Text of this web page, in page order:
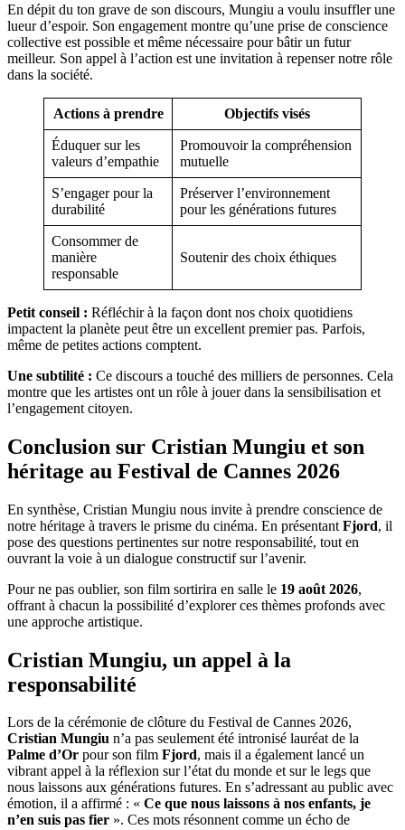
En dépit du ton grave de son discours, Mungiu a voulu insuffler une
lueur d’espoir. Son engagement montre qu’une prise de conscience
collective est possible et même nécessaire pour bâtir un futur
meilleur. Son appel à l’action est une invitation à repenser notre rôle
dans la société.
Actions à prendre Objectifs visés
Éduquer sur les
valeurs d’empathie
Promouvoir la compréhension
mutuelle
S’engager pour la
durabilité
Préserver l’environnement
pour les générations futures
Consommer de
manière
responsable
Soutenir des choix éthiques
Petit conseil : Réfléchir à la façon dont nos choix quotidiens
impactent la planète peut être un excellent premier pas. Parfois,
même de petites actions comptent.
Une subtilité : Ce discours a touché des milliers de personnes. Cela
montre que les artistes ont un rôle à jouer dans la sensibilisation et
l’engagement citoyen.
Conclusion sur Cristian Mungiu et son
héritage au Festival de Cannes 2026
En synthèse, Cristian Mungiu nous invite à prendre conscience de
notre héritage à travers le prisme du cinéma. En présentant Fjord, il
pose des questions pertinentes sur notre responsabilité, tout en
ouvrant la voie à un dialogue constructif sur l’avenir.
Pour ne pas oublier, son film sortirira en salle le 19 août 2026,
offrant à chacun la possibilité d’explorer ces thèmes profonds avec
une approche artistique.
Cristian Mungiu, un appel à la
responsabilité
Lors de la cérémonie de clôture du Festival de Cannes 2026,
Cristian Mungiu n’a pas seulement été intronisé lauréat de la
Palme d’Or pour son film Fjord, mais il a également lancé un
vibrant appel à la réflexion sur l’état du monde et sur le legs que
nous laissons aux générations futures. En s’adressant au public avec
émotion, il a affirmé : « Ce que nous laissons à nos enfants, je
n’en suis pas fier ». Ces mots résonnent comme un écho de